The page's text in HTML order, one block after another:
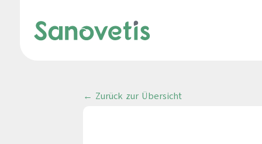
← Zurück zur Übersicht